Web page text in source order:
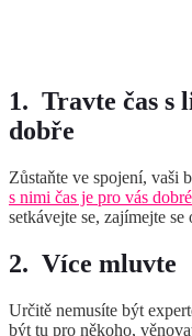
1. Travte čas s
dobře
Zůstaňte ve spojení, vaši
s nimi čas je pro vás dobré
setkávejte se, zajímejte se
2. Více mluvte
Určitě nemusíte být
být tu pro někoho,